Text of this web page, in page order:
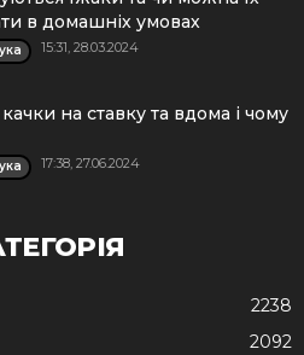
в домашніх умовах
15:31, 28.03.2024
на ставку та вдома і чому
17:38, 27.06.2024
2238
2092